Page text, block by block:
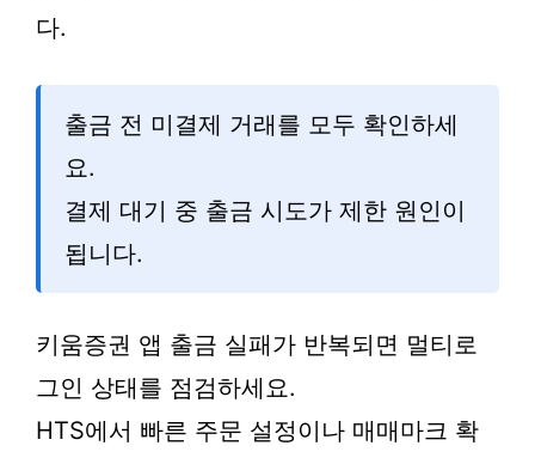
다.
출금 전 미결제 거래를 모두 확인하세
요.
결제 대기 중 출금 시도가 제한 원인이
됩니다.
키움증권 앱 출금 실패가 반복되면 멀티로
그인 상태를 점검하세요.
HTS에서 빠른 주문 설정이나 매매마크 확